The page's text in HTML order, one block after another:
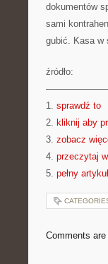
dokumentów
sami
gubić. Kasa w
źródło:
1. sprawdź to
2. kliknij aby
3. zobacz
4. przeczytaj
5. pełny artykuł
Comments